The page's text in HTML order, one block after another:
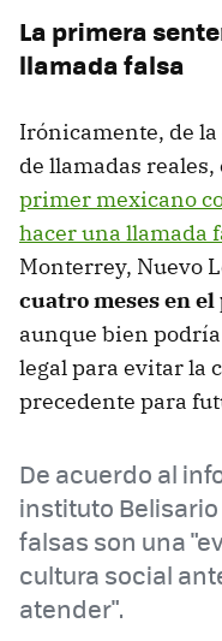
La primera
llamada falsa
Irónicamente, de
de llamadas reales,
primer mexicano
hacer una llamada
Monterrey, Nuevo
cuatro meses en el
aunque bien
legal para evitar la
precedente para
De acuerdo al
instituto
falsas son una
cultura social
atender".